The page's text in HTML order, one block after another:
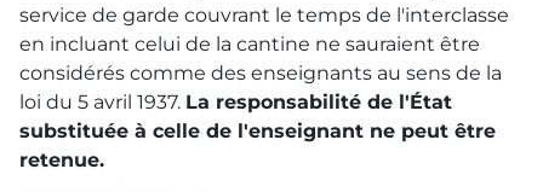
service de garde couvrant le temps de l'interclasse
en incluant celui de la cantine ne sauraient être
considérés comme des enseignants au sens de la
loi du 5 avril 1937. La responsabilité de l'État
substituée à celle de l'enseignant ne peut être
retenue.